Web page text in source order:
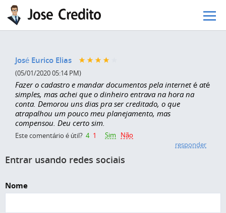
Pular para o conteúdo principal
José Eurico Elias
(05/01/2020 05:14 PM)
Fazer o cadastro e mandar documentos pela internet é até
simples, mas achei que o dinheiro entrava na hora na
conta. Demorou uns dias pra ser creditado, o que
atrapalhou um pouco meu planejamento, mas
compensou. Deu certo sim.
Este comentário é útil? 4 1 Sim
Não
responder
Entrar usando redes sociais
Nome